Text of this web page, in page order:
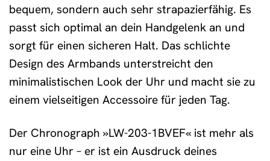
bequem, sondern auch sehr strapazierfähig. Es
passt sich optimal an dein Handgelenk an und
sorgt für einen sicheren Halt. Das schlichte
Design des Armbands unterstreicht den
minimalistischen Look der Uhr und macht sie zu
einem vielseitigen Accessoire für jeden Tag.
Der Chronograph »LW-203-1BVEF« ist mehr als
nur eine Uhr – er ist ein Ausdruck deines